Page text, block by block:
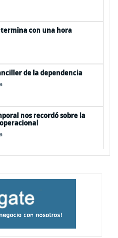
termina con una hora
de la dependencia
nos recordó sobre la